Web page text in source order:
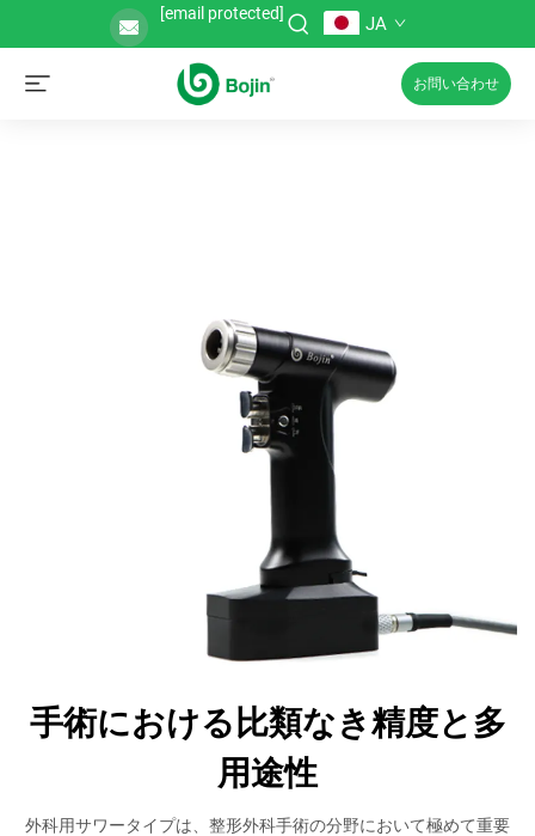
[email protected] JA
お問い合わせ
手術における比類なき精度と多
用途性
外科用サワータイプは、整形外科手術の分野において極めて重要